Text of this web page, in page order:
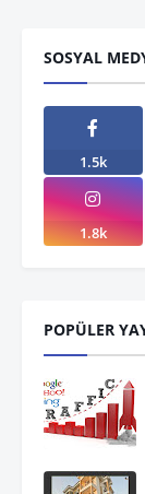
SOSYAL
1.5k
1.8k
POPÜLER